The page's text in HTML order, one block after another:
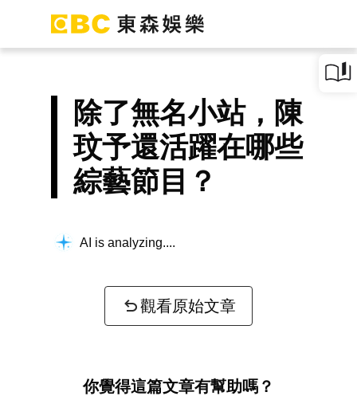
除了無名小站，陳
玟予還活躍在哪些
綜藝節目？
AI is analyzing...
觀看原始文章
你覺得這篇文章有幫助嗎？